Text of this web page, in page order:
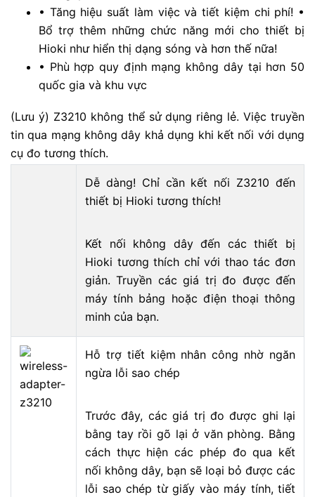
• Tăng hiệu suất làm việc và tiết kiệm chi phí! •
Bổ trợ thêm những chức năng mới cho thiết bị
Hioki như hiển thị dạng sóng và hơn thế nữa!
• Phù hợp quy định mạng không dây tại hơn 50
quốc gia và khu vực
(Lưu ý) Z3210 không thể sử dụng riêng lẻ. Việc truyền
tin qua mạng không dây khả dụng khi kết nối với dụng
cụ đo tương thích.
Dễ dàng! Chỉcần kết nối Z3210 đến
thiết bị Hioki tương thích!
Kết nối không dây đến các thiết bị
Hioki tương thích chỉ với thao tác đơn
giản. Truyền các giá trị đo được đến
máy tính bảng hoặc điện thoại thông
minh của bạn.
Hỗ trợ tiết kiệm nhân công nhờ ngăn
ngừa lỗi sao chép
Trước đây, các giá trị đo được ghi lại
bằng tay rồi gõ lại ở văn phòng. Bằng
cách thực hiện các phép đo qua kết
nối không dây, bạn sẽ loại bỏ được các
lỗi sao chép từ giấy vào máy tính, tiết